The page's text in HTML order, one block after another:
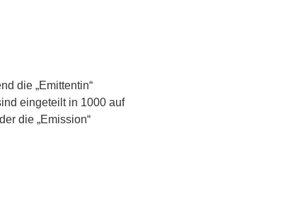
die „Emittentin“
eingeteilt in 1000 auf
die „Emission“